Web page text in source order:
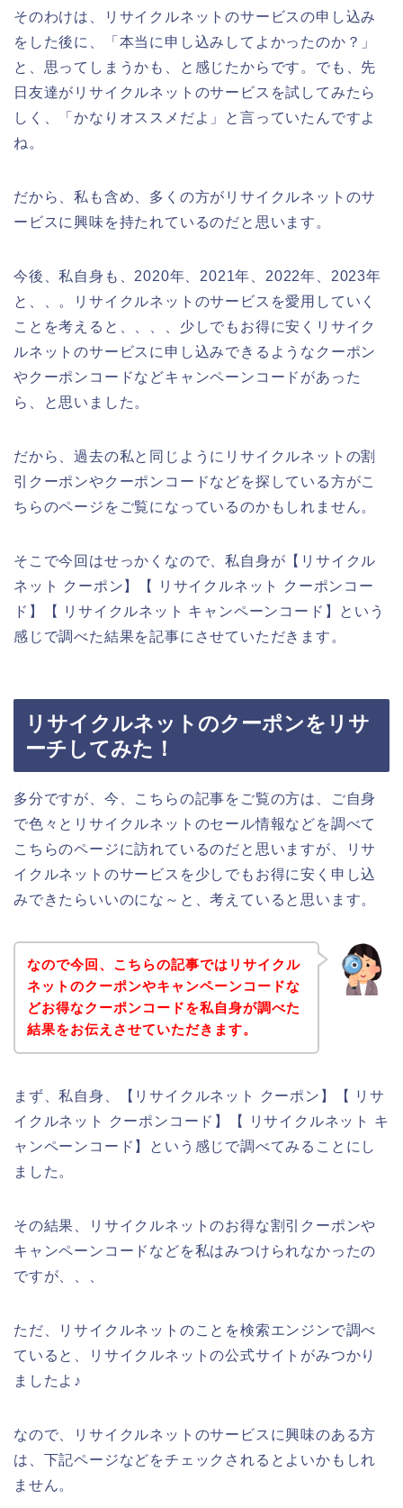
そのわけは、リサイクルネットのサービスの申し込み
をした後に、「本当に申し込みしてよかったのか？」
と、思ってしまうかも、と感じたからです。でも、先
日友達がリサイクルネットのサービスを試してみたら
しく、「かなりオススメだよ」と言っていたんですよ
ね。
だから、私も含め、多くの方がリサイクルネットのサ
ービスに興味を持たれているのだと思います。
今後、私自身も、2020年、2021年、2022年、2023年
と、、。リサイクルネットのサービスを愛用していく
ことを考えると、、、、少しでもお得に安くリサイク
ルネットのサービスに申し込みできるようなクーポン
やクーポンコードなどキャンペーンコードがあった
ら、と思いました。
だから、過去の私と同じようにリサイクルネットの割
引クーポンやクーポンコードなどを探している方がこ
ちらのページをご覧になっているのかもしれません。
そこで今回はせっかくなので、私自身が【リサイクル
ネット クーポン】【 リサイクルネット クーポンコー
ド】【 リサイクルネット キャンペーンコード】という
感じで調べた結果を記事にさせていただきます。
リサイクルネットのクーポンをリサ
ーチしてみた！
多分ですが、今、こちらの記事をご覧の方は、ご自身
で色々とリサイクルネットのセール情報などを調べて
こちらのページに訪れているのだと思いますが、リサ
イクルネットのサービスを少しでもお得に安く申し込
みできたらいいのにな～と、考えていると思います。
なので今回、こちらの記事ではリサイクル
ネットのクーポンやキャンペーンコードな
どお得なクーポンコードを私自身が調べた
結果をお伝えさせていただきます。
まず、私自身、【リサイクルネット クーポン】【 リサ
イクルネット クーポンコード】【 リサイクルネット キ
ャンペーンコード】という感じで調べてみることにし
ました。
その結果、リサイクルネットのお得な割引クーポンや
キャンペーンコードなどを私はみつけられなかったの
ですが、、、
ただ、リサイクルネットのことを検索エンジンで調べ
ていると、リサイクルネットの公式サイトがみつかり
ましたよ♪
なので、リサイクルネットのサービスに興味のある方
は、下記ページなどをチェックされるとよいかもしれ
ません。